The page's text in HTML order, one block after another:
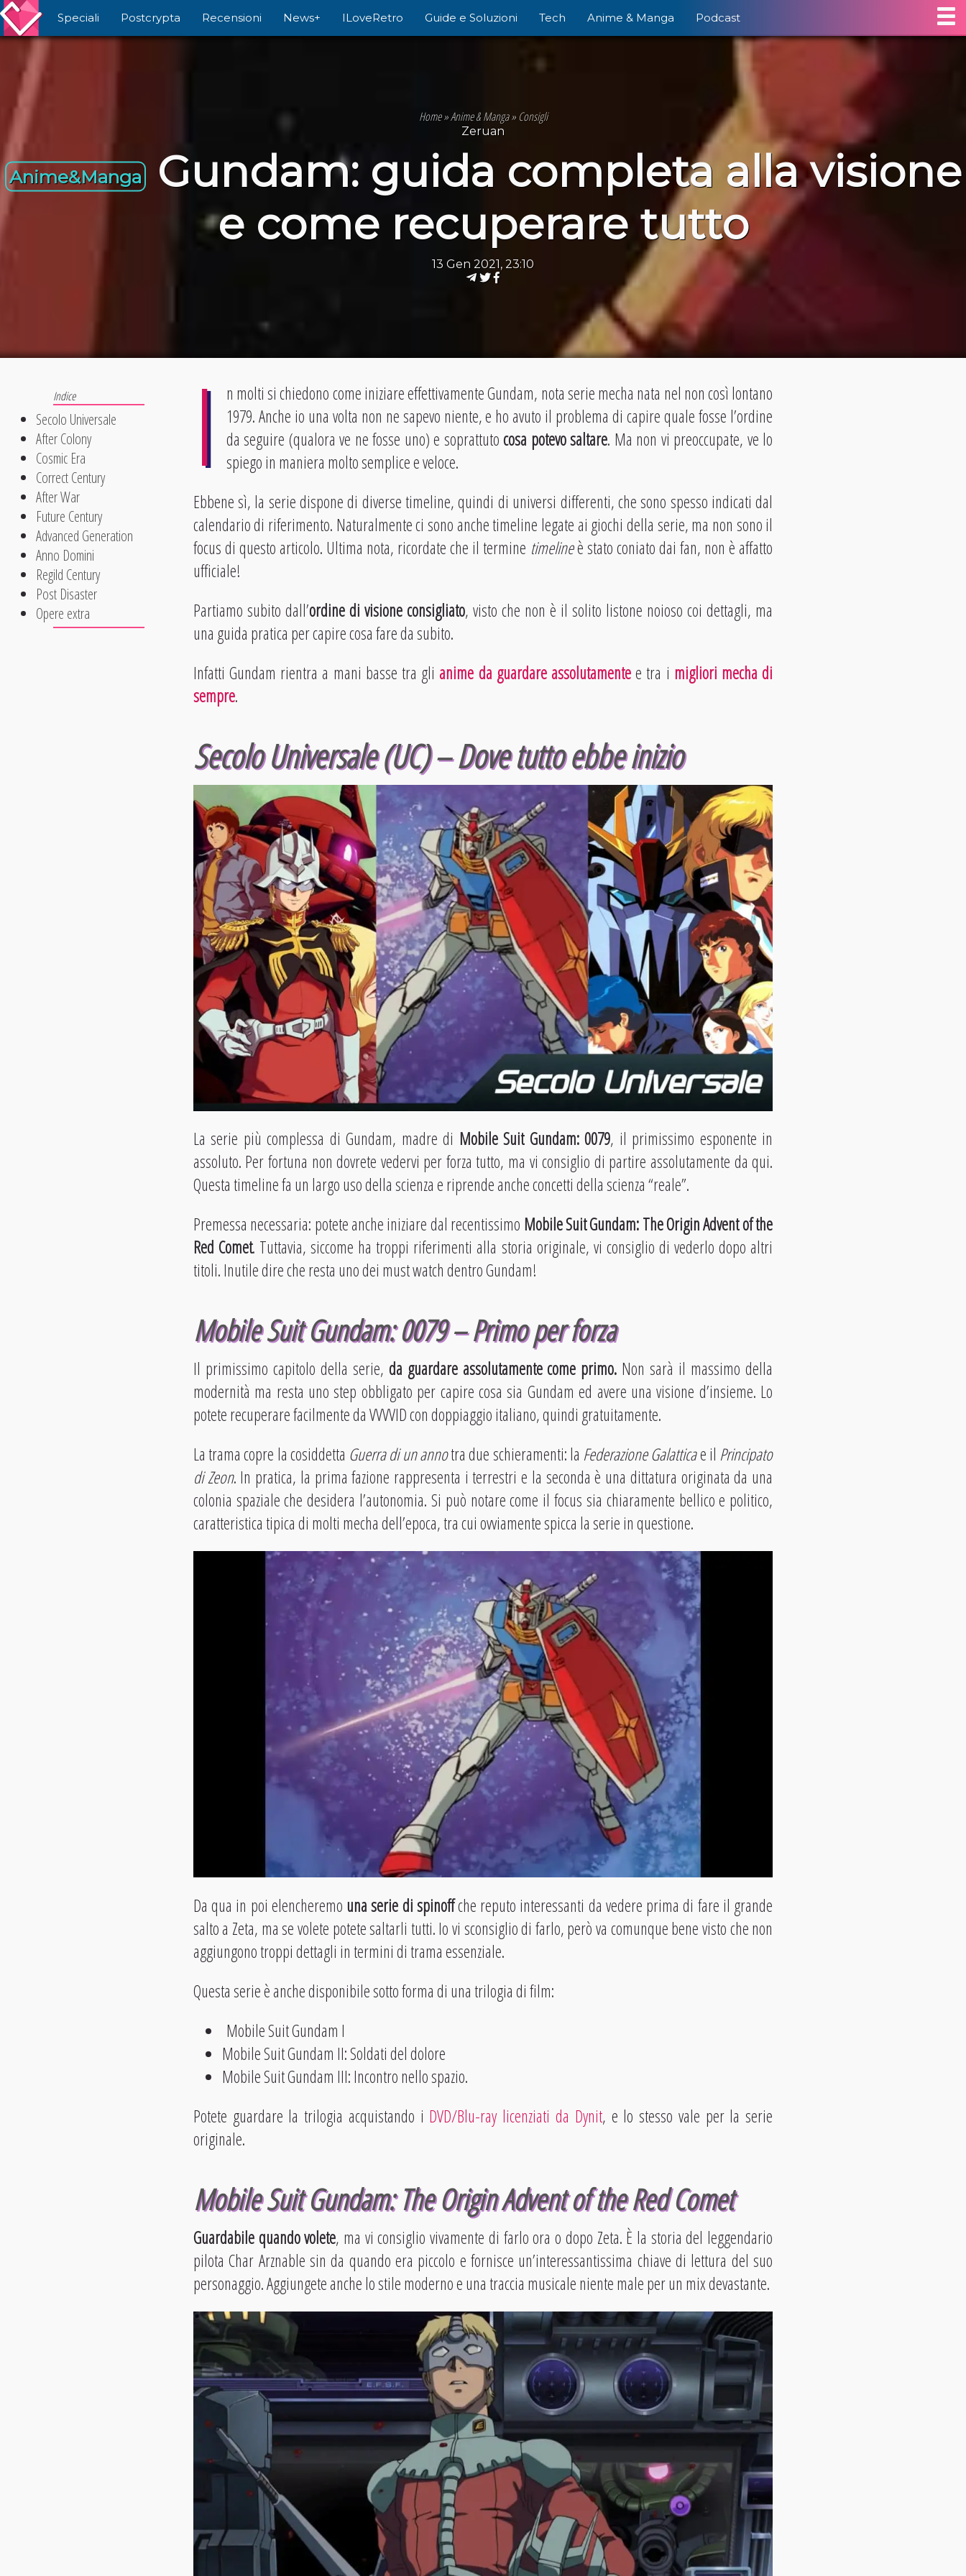
Speciali Postcrypta Recensioni News+ ILoveRetro Guide e Soluzioni Tech Anime & Manga Podcast
Home»Anime & Manga» Consigli
Zeruan
Anime&Manga
Gundam: guida completa alla visione
e come recuperare tutto
13 Gen 2021, 23:10
I
n molti si chiedono come iniziare effettivamente Gundam, nota serie mecha nata nel non così lontano
1979. Anche io una volta non ne sapevo niente, e ho avuto il problema di capire quale fosse l’ordine
da seguire (qualora ve ne fosse uno) e soprattutocosa potevo saltare. Ma non vi preoccupate, ve lo
spiego in maniera molto semplice e veloce.
Ebbene sì, la serie dispone di diverse timeline, quindi di universi differenti, che sono spesso indicati dal
calendario di riferimento. Naturalmente ci sono anche timeline legate ai giochi della serie, ma non sono il
focus di questo articolo. Ultima nota, ricordate che il termine timelineè stato coniato dai fan, non è affatto
ufficiale!
Partiamo subito dall’ordine di visione consigliato, visto che non è il solito listone noioso coi dettagli, ma
una guida pratica per capire cosa fare da subito.
Infatti Gundam rientra a mani basse tra glianime da guardare assolutamentee tra i migliori mecha di
sempre.
Secolo Universale
After Colony
Cosmic Era
Correct Century
After War
Future Century
Advanced Generation
Anno Domini
Regild Century
Post Disaster
Opere extra
Secolo Universale (UC) – Dove tutto ebbe inizio
La serie più complessa di Gundam, madre di Mobile Suit Gundam: 0079, il primissimo esponente in
assoluto. Per fortuna non dovrete vedervi per forza tutto, ma vi consiglio di partire assolutamente da qui.
Questa timeline fa un largo uso della scienza e riprende anche concetti della scienza “reale”.
Premessa necessaria: potete anche iniziare dal recentissimo Mobile Suit Gundam: The Origin Advent of the
Red Comet. Tuttavia, siccome ha troppi riferimenti alla storia originale, vi consiglio di vederlo dopo altri
titoli. Inutile dire che resta uno dei must watch dentro Gundam!
Mobile Suit Gundam: 0079 – Primo per forza
Il primissimo capitolo della serie, da guardare assolutamente come primo. Non sarà il massimo della
modernità ma resta uno step obbligato per capire cosa sia Gundam ed avere una visione d’insieme. Lo
potete recuperare facilmente da VVVVID con doppiaggio italiano, quindi gratuitamente.
La trama copre la cosiddetta Guerra di un annotra due schieramenti: la Federazione Galatticae il Principato
di Zeon. In pratica, la prima fazione rappresenta i terrestri e la seconda è una dittatura originata da una
colonia spaziale che desidera l’autonomia. Si può notare come il focus sia chiaramente bellico e politico,
caratteristica tipica di molti mecha dell’epoca, tra cui ovviamente spicca la serie in questione.
Da qua in poi elencheremo una serie di spinoffche reputo interessanti da vedere prima di fare il grande
salto a Zeta, ma se volete potete saltarli tutti. Io vi sconsiglio di farlo, però va comunque bene visto che non
aggiungono troppi dettagli in termini di trama essenziale.
Questa serie è anche disponibile sotto forma di una trilogia di film:
Mobile Suit Gundam I
Mobile Suit Gundam II: Soldati del dolore
Mobile Suit Gundam III: Incontro nello spazio.
Potete guardare la trilogia acquistando i DVD/Blu-ray licenziati da Dynit, e lo stesso vale per la serie
originale.
Mobile Suit Gundam: The Origin Advent of the Red Comet
Guardabile quando volete, ma vi consiglio vivamente di farlo ora o dopo Zeta. È la storia del leggendario
pilota Char Arznable sin da quando era piccolo e fornisce un’interessantissima chiave di lettura del suo
personaggio. Aggiungete anche lo stile moderno e una traccia musicale niente male per un mix devastante.